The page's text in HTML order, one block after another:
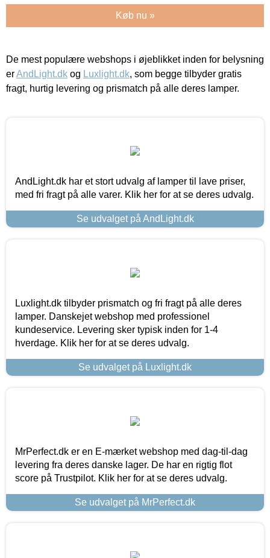
Køb nu »
De mest populære webshops i øjeblikket inden for belysning
erAndLight.dk og Luxlight.dk, som begge tilbyder gratis
fragt, hurtig levering og prismatch på alle deres lamper.
AndLight.dk har et stort udvalg af lamper til lave priser,
med fri fragt på alle varer. Klik her for at se deres udvalg.
Se udvalget på AndLight.dk
Luxlight.dk tilbyder prismatch og fri fragt på alle deres
lamper. Danskejet webshop med professionel
kundeservice. Levering sker typisk inden for 1-4
hverdage. Klik her for at se deres udvalg.
Se udvalget på Luxlight.dk
MrPerfect.dk er en E-mærket webshop med dag-til-dag
levering fra deres danske lager. De har en rigtig flot
score på Trustpilot. Klik her for at se deres udvalg.
Se udvalget på MrPerfect.dk